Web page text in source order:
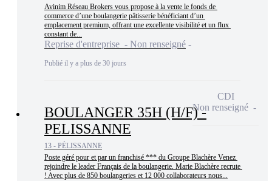
Avinim Réseau Brokers vous propose à la vente le fonds de
commerce d’une boulangerie pâtisserie bénéficiant d’un
emplacement premium, offrant une excellente visibilité et un flux
constant de...
Reprise d'entreprise - Non renseigné
Publié il y a plus de 30 jours
BOULANGER 35H (H/F) -
PELISSANNE
13 - PÉLISSANNE
Poste géré pour et par un franchisé *** du Groupe Blachère Venez
rejoindre le leader Français de la boulangerie. Marie Blachère recrute
! Avec plus de 850 boulangeries et 12 000 collaborateurs nous...
CDI
Non renseigné